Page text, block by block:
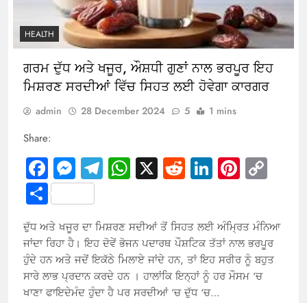
HEALTH
ਗਰਮ ਦੁੱਧ ਅਤੇ ਖਜੂਰ, ਔਸ਼ਧੀ ਗੁਣਾਂ ਨਾਲ ਭਰਪੂਰ ਇਹ
ਮਿਸ਼ਰਣ ਸਰਦੀਆਂ ਵਿੱਚ ਸਿਹਤ ਲਈ ਹੋਵੇਗਾ ਕਾਰਗਰ
admin 28 December 2024 5 1 mins
Share:
Facebook
Messenger
Telegram
WhatsApp
X RedditLinkedIn
Share
ਦੁੱਧ ਅਤੇ ਖਜੂਰ ਦਾ ਮਿਸ਼ਰਣ ਸਦੀਆਂ ਤੋਂ ਸਿਹਤ ਲਈ ਅੰਮ੍ਰਿਤ ਮੰਨਿਆ
ਜਾਂਦਾ ਰਿਹਾ ਹੈ। ਇਹ ਦੋਵੇਂ ਭੋਜਨ ਪਦਾਰਥ ਪੌਸ਼ਟਿਕ ਤੱਤਾਂ ਨਾਲ ਭਰਪੂਰ
ਹੁੰਦੇ ਹਨ ਅਤੇ ਜਦੋਂ ਇਕੱਠੇ ਮਿਲਾਏ ਜਾਂਦੇ ਹਨ, ਤਾਂ ਇਹ ਸਰੀਰ ਨੂੰ ਬਹੁਤ
ਸਾਰੇ ਲਾਭ ਪ੍ਰਦਾਨ ਕਰਦੇ ਹਨ । ਹਾਲਾਂਕਿ ਇਨ੍ਹਾਂ ਨੂੰ ਹਰ ਮੌਸਮ ‘ਚ
ਖਾਣਾ ਫਾਇਦੇਮੰਦ ਹੁੰਦਾ ਹੈ ਪਰ ਸਰਦੀਆਂ ‘ਚ ਦੁੱਧ ‘ਚ…